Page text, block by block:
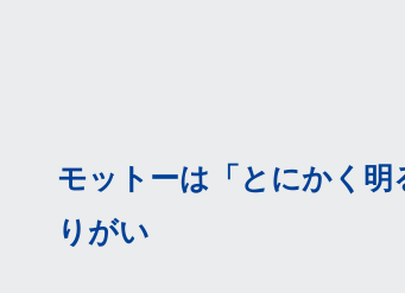
モットーは「とにかく
りがい